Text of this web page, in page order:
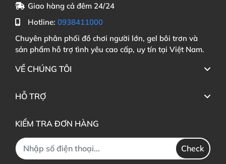
Giao hàng cả đêm 24/24
Hotline: 0938411000
Chuyên phân phối đồ chơi người lớn, gel bôi trơn và
sản phẩm hỗ trợ tình yêu cao cấp, uy tín tại Việt Nam.
VỀ CHÚNG TÔI
HỖ TRỢ
KIỂM TRA ĐƠN HÀNG
Check